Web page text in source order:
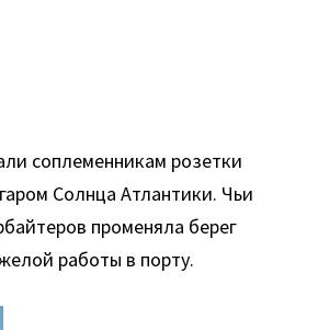
соплеменникам розетки
Солнца Атлантики. Чьи
променяла берег
работы в порту.